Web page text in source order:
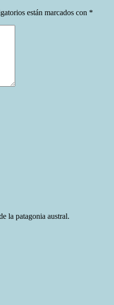
están marcados con *
la patagonia austral.